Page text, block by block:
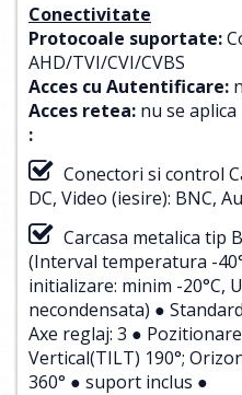
Conectivitate
Protocoale suportate:
AHD/TVI/CVI/CVBS
Acces cu Autentificare:
Acces retea: nu se aplica
:
Conectori si control
DC, Video (iesire): BNC,
Carcasa metalica tip
(Interval temperatura -
initializare: minim -20°C,
necondensata) ●
Axe reglaj: 3 ●
Vertical(TILT) 190°;
360° ● suport inclus ●